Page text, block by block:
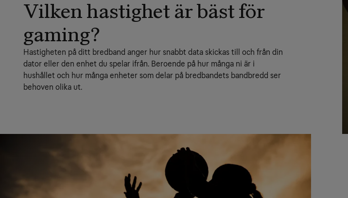
Vilken hastighet är bäst för
gaming?
Hastigheten på ditt bredband anger hur snabbt data skickas till och från din
dator eller den enhet du spelar ifrån. Beroende på hur många ni är i
hushållet och hur många enheter som delar på bredbandets bandbredd ser
behoven olika ut.